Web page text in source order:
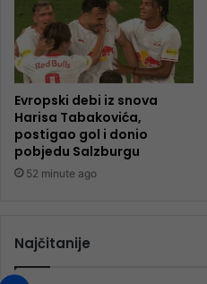
Evropski debi iz snova
Harisa Tabakovića,
postigao gol i donio
pobjedu Salzburgu
52 minute ago
Najčitanije